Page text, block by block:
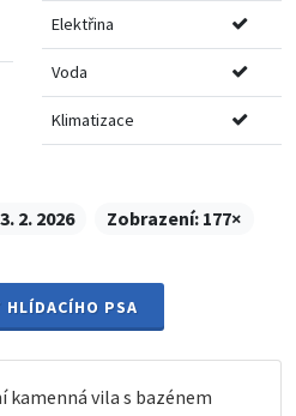
Elektřina
Voda
Klimatizace
3. 2. 2026 Zobrazení: 177×
HLÍDACÍHO PSA
kamenná vila s bazénem